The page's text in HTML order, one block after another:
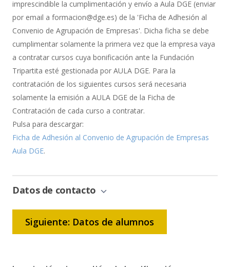
imprescindible la cumplimentación y envío a Aula DGE (enviar
por email a formacion@dge.es) de la 'Ficha de Adhesión al
Convenio de Agrupación de Empresas'. Dicha ficha se debe
cumplimentar solamente la primera vez que la empresa vaya
a contratar cursos cuya bonificación ante la Fundación
Tripartita esté gestionada por AULA DGE. Para la
contratación de los siguientes cursos será necesaria
solamente la emisión a AULA DGE de la Ficha de
Contratación de cada curso a contratar.
Pulsa para descargar:
Ficha de Adhesión al Convenio de Agrupación de Empresas
Aula DGE.
Datos de contacto
Siguiente: Datos de alumnos